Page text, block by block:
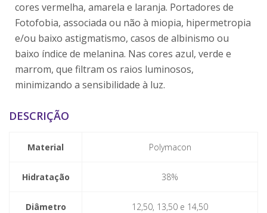
cores vermelha, amarela e laranja. Portadores de
Fotofobia, associada ou não à miopia, hipermetropia
e/ou baixo astigmatismo, casos de albinismo ou
baixo índice de melanina. Nas cores azul, verde e
marrom, que filtram os raios luminosos,
minimizando a sensibilidade à luz.
DESCRIÇÃO
Material Polymacon
Hidratação 38%
Diâmetro 12,50, 13,50 e 14,50